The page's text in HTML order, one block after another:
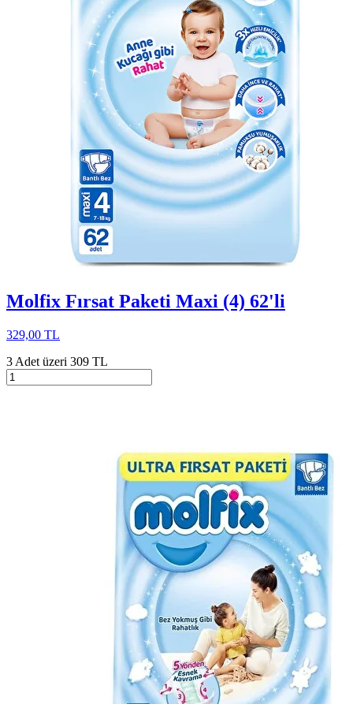
Molfix Fırsat Paketi Maxi (4) 62'li
329,00 TL
3 Adet üzeri 309 TL